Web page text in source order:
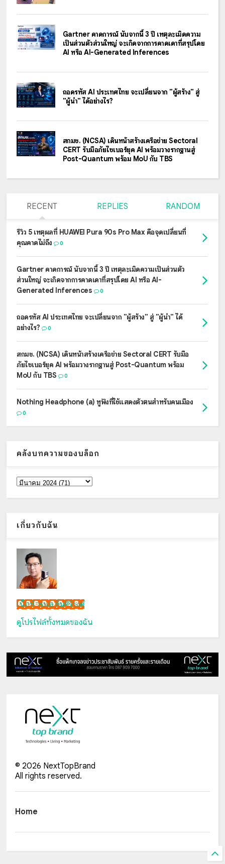
Gartner คาดการณ์ นับจากนี้ 3 ปี เหตุละเมิดความ
เป็นส่วนตัวส่วนใหญ่ จะเกิดจากการคาดเดาที่สรุปโดย
AI หรือ AI-Generated Inferences
ถอดรหัส AI ประเทศไทย จะเปลี่ยนจาก "ผู้สร้าง" สู่
"ผู้นำ" ได้อย่างไร?
สกมช. (NCSA) เดินหน้าสร้างเครือข่าย Sectoral
CERT รับมือภัยไซเบอร์ยุค AI พร้อมวางรากฐานสู่
Post-Quantum พร้อม MoU กับ TBS
RECENT REPLIES RANDOM
รีวิว 5 เหตุผลที่ HUAWEI Pura 90s Pro Max คือจุดเปลี่ยนที่
คุณคาดไม่ถึง
0
Gartner คาดการณ์ นับจากนี้ 3 ปี เหตุละเมิดความเป็นส่วนตัว
ส่วนใหญ่ จะเกิดจากการคาดเดาที่สรุปโดย AI หรือ AI-
Generated Inferences
0
ถอดรหัส AI ประเทศไทย จะเปลี่ยนจาก "ผู้สร้าง" สู่ "ผู้นำ" ได้
อย่างไร?
0
สกมช. (NCSA) เดินหน้าสร้างเครือข่าย Sectoral CERT รับมือ
ภัยไซเบอร์ยุค AI พร้อมวางรากฐานสู่ Post-Quantum พร้อม
MoU กับ TBS
0
Nothing Headphone (a) หูฟังที่ใช้แสดงตัวตนสำหรับคนเมือง
0
คลังบทความของบล็อก
เกี่ยวกับฉัน
เน็กซ์ วรพล ลิ่มศิริวงศ์
ดูโปรไฟล์ทั้งหมดของฉัน
© 2026 NextTopBrand
All rights reserved.
Home